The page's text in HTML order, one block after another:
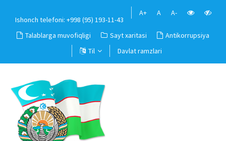
Ishonch telefoni: +998 (95) 193-11-43
A+ A A-
Talablarga muvofiqligi Sayt xaritasi
Antikorrupsiya
Til
Davlat ramzlari